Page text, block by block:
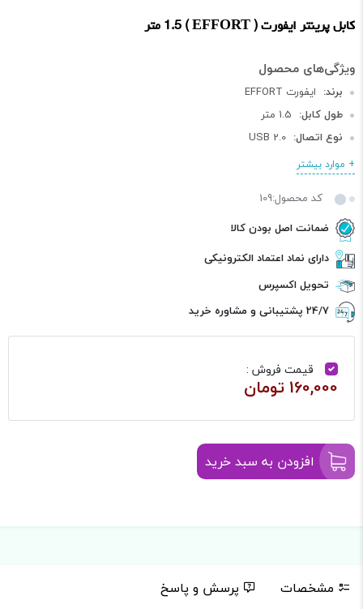
کابل پرینتر ایفورت ( EFFORT ) 1.5 متر
برند: ایفورت EFFORT
طول کابل: 1.5 متر
نوع اتصال: USB 2.0
+ موارد بیشتر
کد محصول:109
ضمانت اصل بودن کالا
دارای نماد اعتماد الکترونیکی
تحویل اکسپرس
قیمت فروش :
160,000 تومان
افزودن به سبد خرید
مشخصات پرسش و پاسخ